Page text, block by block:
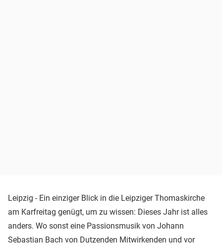
Leipzig - Ein einziger Blick in die Leipziger Thomaskirche
am Karfreitag genügt, um zu wissen: Dieses Jahr ist alles
anders. Wo sonst eine Passionsmusik von Johann
Sebastian Bach von Dutzenden Mitwirkenden und vor